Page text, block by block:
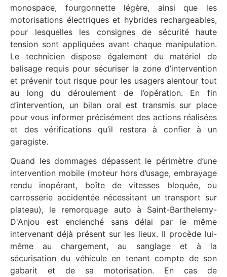
monospace, fourgonnette légère, ainsi que les
motorisations électriques et hybrides rechargeables,
pour lesquelles les consignes de sécurité haute
tension sont appliquées avant chaque manipulation.
Le technicien dispose également du matériel de
balisage requis pour sécuriser la zone d’intervention
et prévenir tout risque pour les usagers alentour tout
au long du déroulement de l’opération. En fin
d’intervention, un bilan oral est transmis sur place
pour vous informer précisément des actions réalisées
et des vérifications qu’il restera à confier à un
garagiste.
Quand les dommages dépassent le périmètre d’une
intervention mobile (moteur hors d’usage, embrayage
rendu inopérant, boîte de vitesses bloquée, ou
carrosserie accidentée nécessitant un transport sur
plateau), le remorquage auto à Saint-Barthelemy-
D'Anjou est enclenché sans délai par le même
intervenant déjà présent sur les lieux. Il procède lui-
même au chargement, au sanglage et à la
sécurisation du véhicule en tenant compte de son
gabarit et de sa motorisation. En cas de